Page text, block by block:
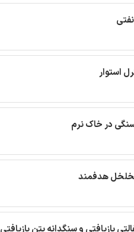
استوار
در خاک نرم
هدفمند